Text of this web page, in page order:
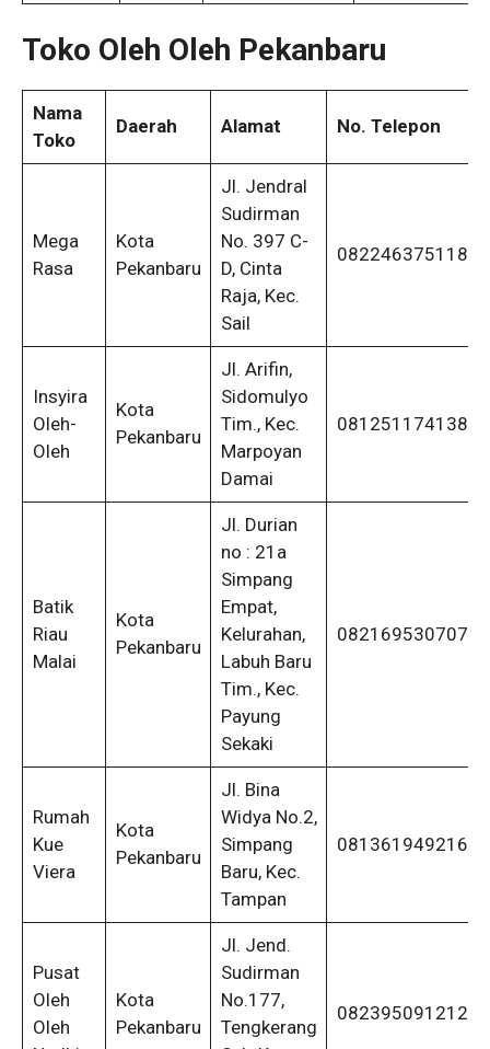
Toko Oleh Oleh Pekanbaru
Nama
Toko
Daerah Alamat No. Telepon
Mega
Rasa
Kota
Pekanbaru
Jl. Jendral
Sudirman
No. 397 C-
D, Cinta
Raja, Kec.
Sail
082246375118
Insyira
Oleh-
Oleh
Kota
Pekanbaru
Jl. Arifin,
Sidomulyo
Tim., Kec.
Marpoyan
Damai
081251174138
Batik
Riau
Malai
Kota
Pekanbaru
Jl. Durian
no : 21a
Simpang
Empat,
Kelurahan,
Labuh Baru
Tim., Kec.
Payung
Sekaki
082169530707
Rumah
Kue
Viera
Kota
Pekanbaru
Jl. Bina
Widya No.2,
Simpang
Baru, Kec.
Tampan
081361949216
Pusat
Oleh
Oleh
Kota
Pekanbaru
Jl. Jend.
Sudirman
No.177,
Tengkerang
082395091212